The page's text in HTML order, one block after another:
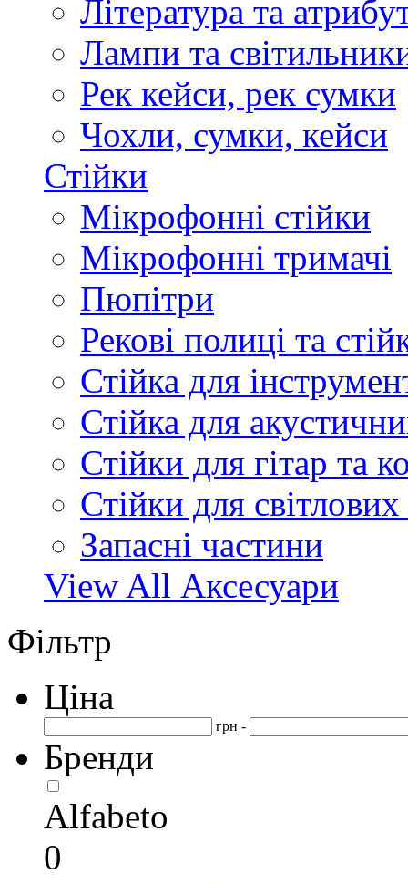
Література та
Лампи та
Рек кейси, рек сумки
Чохли, сумки, кейси
Стійки
Мікрофонні стійки
Мікрофонні тримачі
Пюпітри
Рекові полиці та
Стійка для
Стійка для
Стійки для гітар та
Стійки для
Запасні частини
View All Аксесуари
Фільтр
Ціна
грн -
Бренди
Alfabeto
0